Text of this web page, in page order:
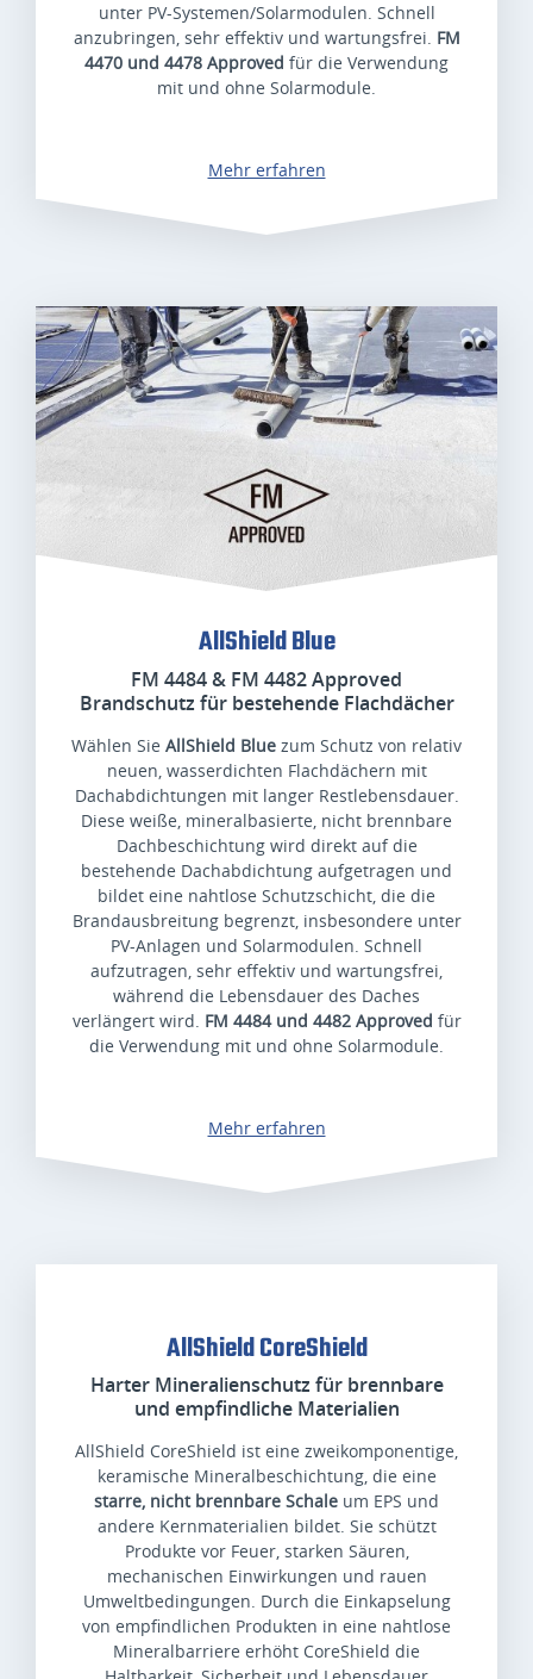
unter PV-Systemen/Solarmodulen. Schnell
anzubringen, sehr effektiv und wartungsfrei. FM
4470 und 4478 Approved für die Verwendung
mit und ohne Solarmodule.
Mehr erfahren
AllShield Blue
FM 4484 & FM 4482 Approved
Brandschutz für bestehende Flachdächer
Wählen Sie AllShield Blue zum Schutz von relativ
neuen, wasserdichten Flachdächern mit
Dachabdichtungen mit langer Restlebensdauer.
Diese weiße, mineralbasierte, nicht brennbare
Dachbeschichtung wird direkt auf die
bestehende Dachabdichtung aufgetragen und
bildet eine nahtlose Schutzschicht, die die
Brandausbreitung begrenzt, insbesondere unter
PV-Anlagen und Solarmodulen. Schnell
aufzutragen, sehr effektiv und wartungsfrei,
während die Lebensdauer des Daches
verlängert wird. FM 4484 und 4482 Approved für
die Verwendung mit und ohne Solarmodule.
Mehr erfahren
AllShield CoreShield
Harter Mineralienschutz für brennbare
und empfindliche Materialien
AllShield CoreShield ist eine zweikomponentige,
keramische Mineralbeschichtung, die eine
starre, nicht brennbare Schale um EPS und
andere Kernmaterialien bildet. Sie schützt
Produkte vor Feuer, starken Säuren,
mechanischen Einwirkungen und rauen
Umweltbedingungen. Durch die Einkapselung
von empfindlichen Produkten in eine nahtlose
Mineralbarriere erhöht CoreShield die